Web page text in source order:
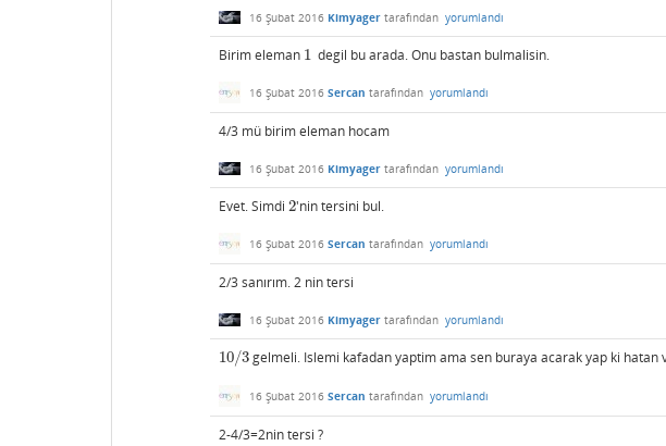
16 Şubat 2016 Kimyager tarafından yorumlandı
Birim eleman 1
1 degil bu arada. Onu bastan bulmalisin.
16 Şubat 2016 Sercan tarafından yorumlandı
4/3 mü birim eleman hocam
16 Şubat 2016 Kimyager tarafından yorumlandı
Evet. Simdi 2
2'nin tersini bul.
16 Şubat 2016 Sercan tarafından yorumlandı
2/3 sanırım. 2 nin tersi
16 Şubat 2016 Kimyager tarafından yorumlandı
10/3
10/3 gelmeli. Islemi kafadan yaptim ama sen buraya acarak yap ki
16 Şubat 2016 Sercan tarafından yorumlandı
2-4/3=2nin tersi ?